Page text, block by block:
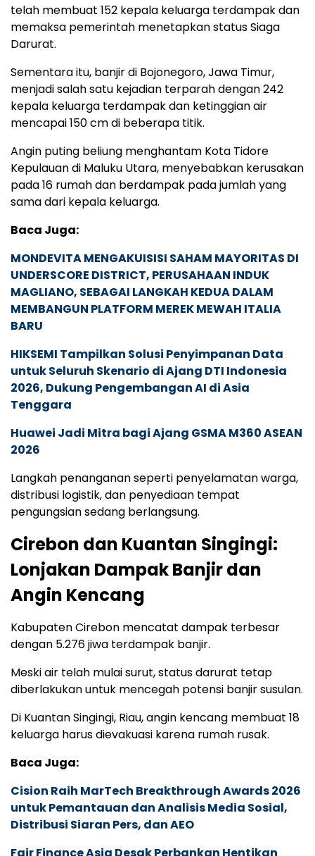
telah membuat 152 kepala keluarga terdampak dan
memaksa pemerintah menetapkan status Siaga
Darurat.
Sementara itu, banjir di Bojonegoro, Jawa Timur,
menjadi salah satu kejadian terparah dengan 242
kepala keluarga terdampak dan ketinggian air
mencapai 150 cm di beberapa titik.
Angin puting beliung menghantam Kota Tidore
Kepulauan di Maluku Utara, menyebabkan kerusakan
pada 16 rumah dan berdampak pada jumlah yang
sama dari kepala keluarga.
Baca Juga:
MONDEVITA MENGAKUISISI SAHAM MAYORITAS DI
UNDERSCORE DISTRICT, PERUSAHAAN INDUK
MAGLIANO, SEBAGAI LANGKAH KEDUA DALAM
MEMBANGUN PLATFORM MEREK MEWAH ITALIA
BARU
HIKSEMI Tampilkan Solusi Penyimpanan Data
untuk Seluruh Skenario di Ajang DTI Indonesia
2026, Dukung Pengembangan AI di Asia
Tenggara
Huawei Jadi Mitra bagi Ajang GSMA M360 ASEAN
2026
Langkah penanganan seperti penyelamatan warga,
distribusi logistik, dan penyediaan tempat
pengungsian sedang berlangsung.
Cirebon dan Kuantan Singingi:
Lonjakan Dampak Banjir dan
Angin Kencang
Kabupaten Cirebon mencatat dampak terbesar
dengan 5.276 jiwa terdampak banjir.
Meski air telah mulai surut, status darurat tetap
diberlakukan untuk mencegah potensi banjir susulan.
Di Kuantan Singingi, Riau, angin kencang membuat 18
keluarga harus dievakuasi karena rumah rusak.
Baca Juga:
Cision Raih MarTech Breakthrough Awards 2026
untuk Pemantauan dan Analisis Media Sosial,
Distribusi Siaran Pers, dan AEO